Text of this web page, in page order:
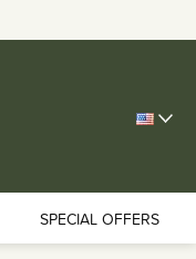
SPECIAL OFFERS